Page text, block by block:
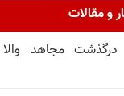
و مقالات
درگذشت مجاهد